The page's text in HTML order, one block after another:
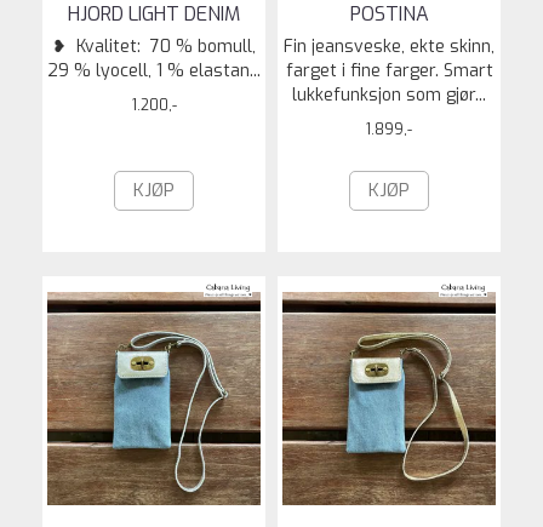
HJORD LIGHT DENIM
❥ Kvalitet: 70 % bomull,
29 % lyocell, 1 % elastan...
1.200,-
KJØP
POSTINA
Fin jeansveske, ekte skinn,
farget i fine farger. Smart
lukkefunksjon som gjør...
1.899,-
KJØP